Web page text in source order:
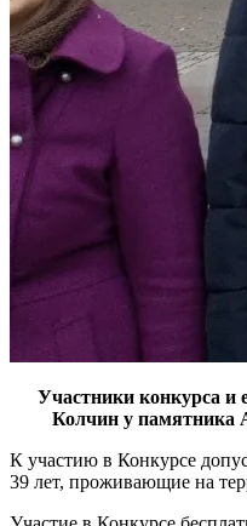
Участники конкурса и
Колчин у памятника
К участию в Конкурсе
39 лет, проживающие на